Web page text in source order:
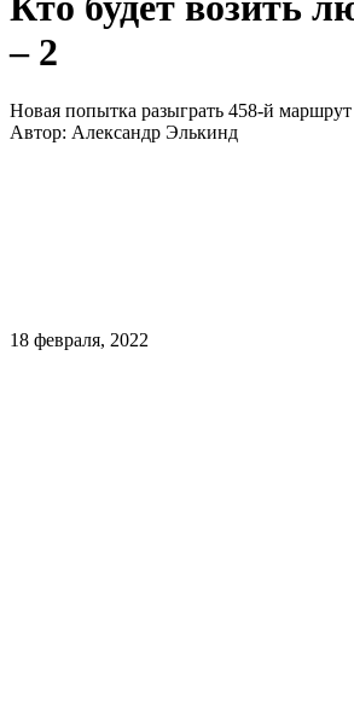
– 2
Новая попытка разыграть 458-й маршрут
Автор: Александр Элькинд
18 февраля, 2022